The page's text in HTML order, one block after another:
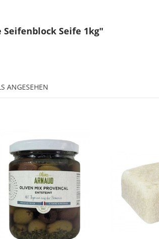
Seife 1kg"
ANGESEHEN